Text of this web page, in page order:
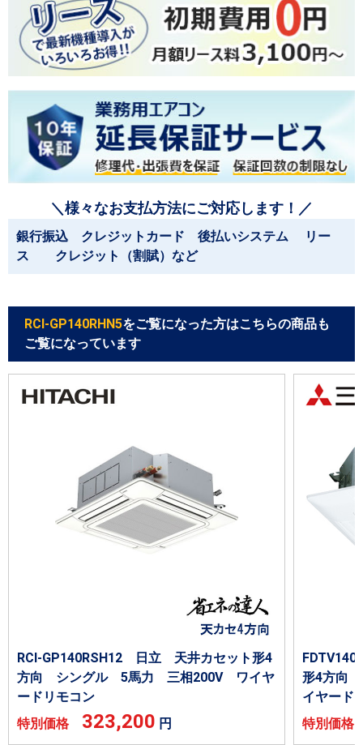
＼様々なお支払方法にご対応します！／
銀行振込 クレジットカード 後払いシステム リー
ス クレジット（割賦）など
RCI-GP140RHN5をご覧になった方はこちらの商品も
ご覧になっています
RCI-GP140RSH12 日立 天井カセット形4
方向 シングル 5馬力 三相200V ワイヤ
ードリモコン
特別価格 323,200 円
形4方向
イヤード
特別価